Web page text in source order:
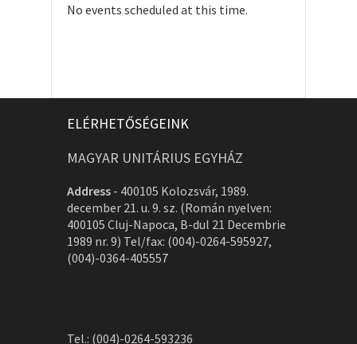
No events scheduled at this time.
ELÉRHETŐSÉGEINK
MAGYAR UNITÁRIUS EGYHÁZ
Address - 400105 Kolozsvár, 1989.
december 21. u. 9. sz. (Román nyelven:
400105 Cluj-Napoca, B-dul 21 Decembrie
1989 nr. 9) Tel/fax: (004)-0264-595927,
(004)-0364-405557
Tel.: (004)-0264-593236